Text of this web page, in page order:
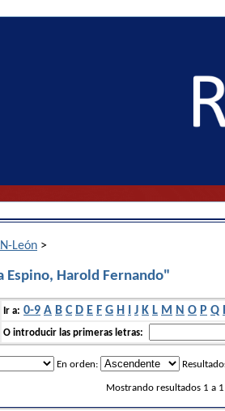
León >
Espino, Harold Fernando"
Ir a: 0-9 A B C D E F G H I J K L M N O P Q
O introducir las primeras letras:
En orden:
Mostrando resultados 1 a